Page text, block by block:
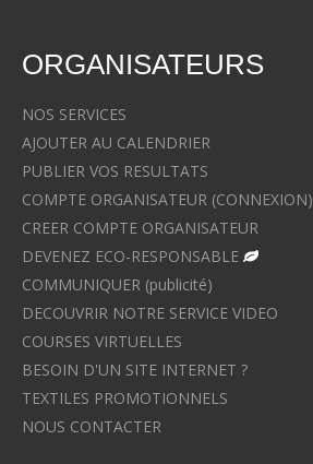
ORGANISATEURS
NOS SERVICES
AJOUTER AU CALENDRIER
PUBLIER VOS RESULTATS
COMPTE ORGANISATEUR (CONNEXION)
CREER COMPTE ORGANISATEUR
DEVENEZ ECO-RESPONSABLE
COMMUNIQUER (publicité)
DECOUVRIR NOTRE SERVICE VIDEO
COURSES VIRTUELLES
BESOIN D'UN SITE INTERNET ?
TEXTILES PROMOTIONNELS
NOUS CONTACTER